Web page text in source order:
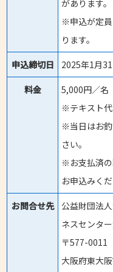
があります。
※申込が定
ります。
申込締切日 2025年1月
料金
5,000円／名
※テキスト
※当日はお
さい。
※お支払済
お申込みくだ
お問合せ先
公益財団法
ネスセンター
〒577-0011
大阪府東大